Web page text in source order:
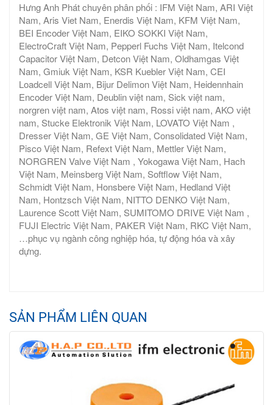
Hưng Anh Phát chuyên phân phối : IFM Việt Nam, ARI Việt
Nam, Aris Viet Nam, Enerdis Việt Nam, KFM Việt Nam,
BEI Encoder Việt Nam, EIKO SOKKI Việt Nam,
ElectroCraft Việt Nam, Pepperl Fuchs Việt Nam, Itelcond
Capacitor Việt Nam, Detcon Việt Nam, Oldhamgas Việt
Nam, Gmiuk Việt Nam, KSR Kuebler Việt Nam, CEI
Loadcell Việt Nam, Bijur Delimon Việt Nam, Heidennhain
Encoder Việt Nam, Deublin việt nam, Sick việt nam,
norgren việt nam, Atos việt nam, Rossi việt nam, AKO việt
nam, Stucke Elektronik Việt Nam, LOVATO Việt Nam ,
Dresser Việt Nam, GE Việt Nam, Consolidated Việt Nam,
Pisco Việt Nam, Refext Việt Nam, Mettler Việt Nam,
NORGREN Valve Việt Nam , Yokogawa Việt Nam, Hach
Việt Nam, Meinsberg Việt Nam, Softflow Việt Nam,
Schmidt Việt Nam, Honsbere Việt Nam, Hedland Việt
Nam, Hontzsch Việt Nam, NITTO DENKO Việt Nam,
Laurence Scott Việt Nam, SUMITOMO DRIVE Việt Nam ,
FUJI Electric Việt Nam, PAKER Việt Nam, RKC Việt Nam,
…phục vụ ngành công nghiệp hóa, tự động hóa và xây
dựng.
SẢN PHẨM LIÊN QUAN